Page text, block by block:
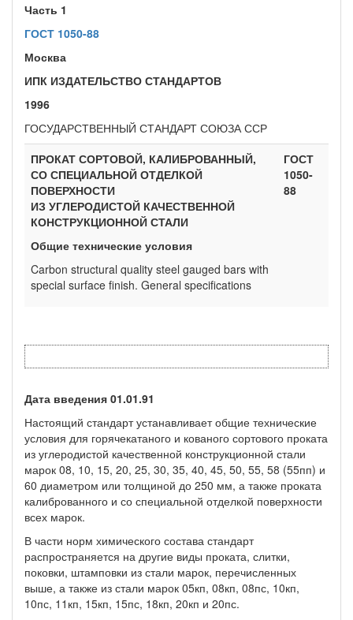
Часть 1
ГОСТ 1050-88
Москва
ИПК ИЗДАТЕЛЬСТВО СТАНДАРТОВ
1996
ГОСУДАРСТВЕННЫЙ СТАНДАРТ СОЮЗА ССР
ПРОКАТ СОРТОВОЙ, КАЛИБРОВАННЫЙ,
СО СПЕЦИАЛЬНОЙ ОТДЕЛКОЙ
ПОВЕРХНОСТИ
ИЗ УГЛЕРОДИСТОЙ КАЧЕСТВЕННОЙ
КОНСТРУКЦИОННОЙ СТАЛИ
Общие технические условия
Carbon structural quality steel gauged bars with
special surface finish. General specifications
ГОСТ
1050-
88
Дата введения 01.01.91
Настоящий стандарт устанавливает общие технические
условия для горячекатаного и кованого сортового проката
из углеродистой качественной конструкционной стали
марок 08, 10, 15, 20, 25, 30, 35, 40, 45, 50, 55, 58 (55пп) и
60 диаметром или толщиной до 250 мм, а также проката
калиброванного и со специальной отделкой поверхности
всех марок.
В части норм химического состава стандарт
распространяется на другие виды проката, слитки,
поковки, штамповки из стали марок, перечисленных
выше, а также из стали марок 05кп, 08кп, 08пс, 10кп,
10пс, 11кп, 15кп, 15пс, 18кп, 20кп и 20пс.